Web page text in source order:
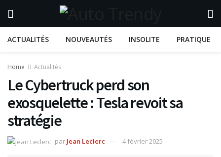
ACTUALITÉS NOUVEAUTÉS INSOLITE PRATIQUE
Home Actualités
Le Cybertruck perd son
exosquelette : Tesla revoit sa
stratégie
par Jean Leclerc 4 février 2025